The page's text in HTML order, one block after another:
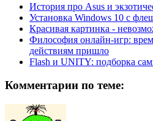
История про Asus и
Установка Windows 10 с
Красивая картинка -
Философия онлайн-игр:
действиям пришло
Flash и UNITY: подборка
Комментарии по теме: